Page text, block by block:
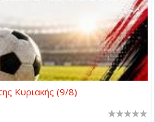
Κυριακής (9/8)